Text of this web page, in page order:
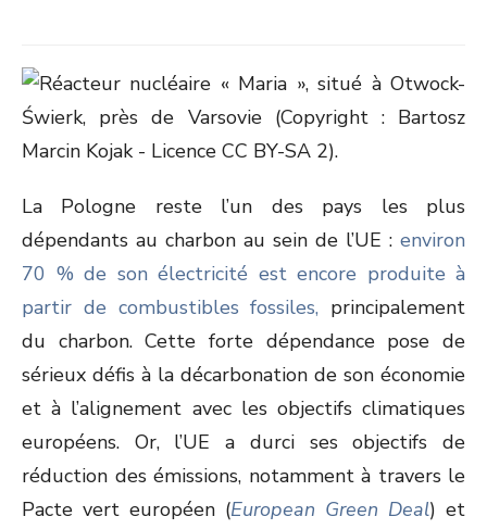
La Pologne reste l’un des pays les plus
dépendants au charbon au sein de l’UE : environ
70 % de son électricité est encore produite à
partir de combustibles fossiles, principalement
du charbon. Cette forte dépendance pose de
sérieux défis à la décarbonation de son économie
et à l’alignement avec les objectifs climatiques
européens. Or, l’UE a durci ses objectifs de
réduction des émissions, notamment à travers le
Pacte vert européen (European Green Deal) et